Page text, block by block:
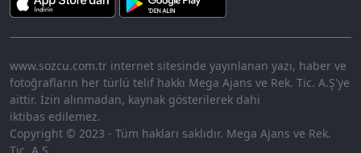
www.sozcu.com.tr internet sitesinde yayınlanan yazı, haber ve
fotoğrafların her türlü telif hakkı Mega Ajans ve Rek. Tic. A.Ş'ye
aittir. İzin alınmadan, kaynak gösterilerek dahi
iktibas edilemez.
Copyright © 2023 - Tüm hakları saklıdır. Mega Ajans ve Rek.